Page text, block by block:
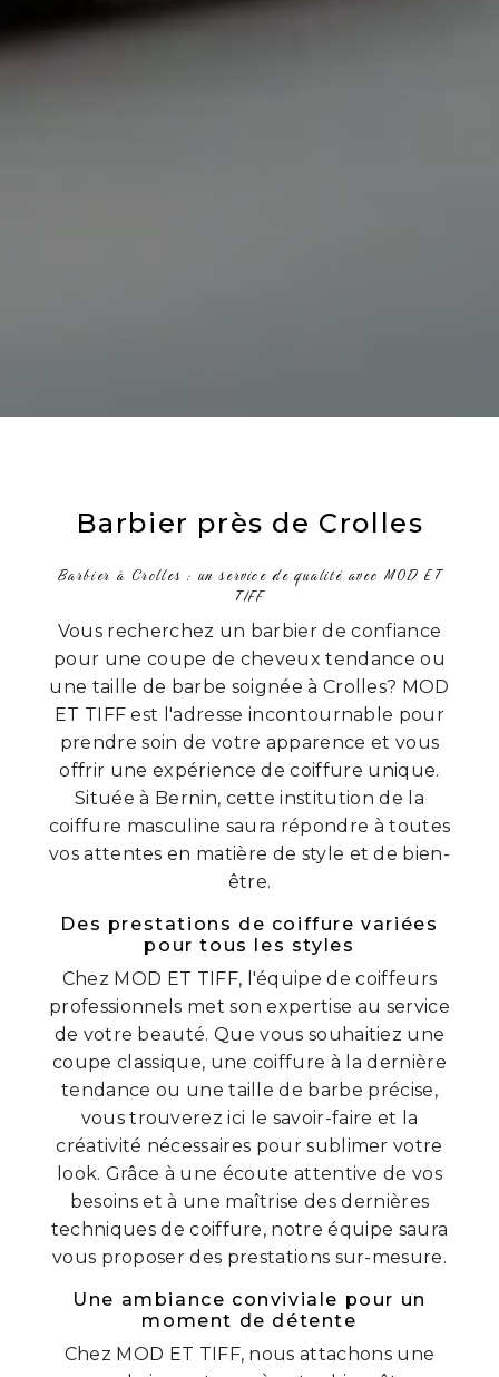
Barbier près de Crolles
Barbier à Crolles : un service de qualité avec MOD ET
TIFF
Vous recherchez un barbier de confiance
pour une coupe de cheveux tendance ou
une taille de barbe soignée à Crolles? MOD
ET TIFF est l'adresse incontournable pour
prendre soin de votre apparence et vous
offrir une expérience de coiffure unique.
Située à Bernin, cette institution de la
coiffure masculine saura répondre à toutes
vos attentes en matière de style et de bien-
être.
Des prestations de coiffure variées
pour tous les styles
Chez MOD ET TIFF, l'équipe de coiffeurs
professionnels met son expertise au service
de votre beauté. Que vous souhaitiez une
coupe classique, une coiffure à la dernière
tendance ou une taille de barbe précise,
vous trouverez ici le savoir-faire et la
créativité nécessaires pour sublimer votre
look. Grâce à une écoute attentive de vos
besoins et à une maîtrise des dernières
techniques de coiffure, notre équipe saura
vous proposer des prestations sur-mesure.
Une ambiance conviviale pour un
moment de détente
Chez MOD ET TIFF, nous attachons une